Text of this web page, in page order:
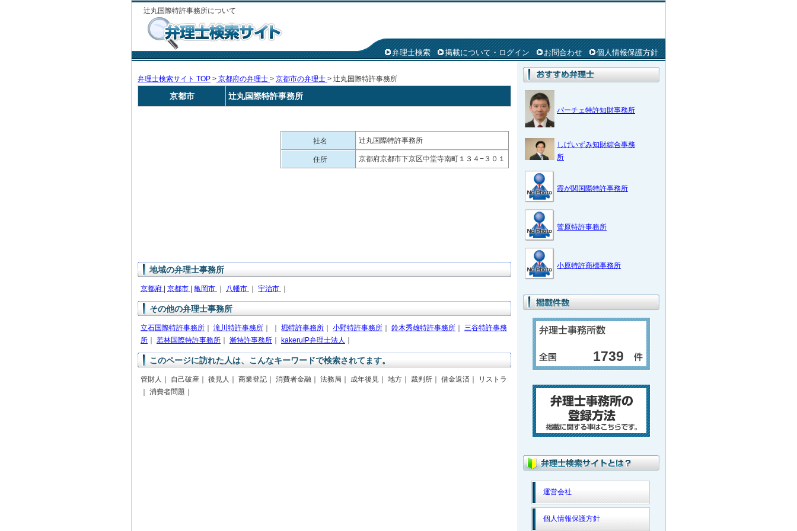
辻丸国際特許事務所について
弁理士検索 掲載について・ログイン お問合わせ 個人情報保護方針
弁理士検索サイト TOP > 京都府の弁理士 > 京都市の弁理士 > 辻丸国際特許事務所
京都市 辻丸国際特許事務所
社名 辻丸国際特許事務所
住所 京都府京都市下京区中堂寺南町１３４−３０１
地域の弁理士事務所
京都府 京都市 亀岡市 八幡市 宇治市
その他の弁理士事務所
立石国際特許事務所 滝川特許事務所 堀特許事務所 小野特許事務所 鈴木秀雄特許事務所
三谷特許事務
所
若林国際特許事務所 漸特許事務所 kakeruIP弁理士法人
このページに訪れた人は、こんなキーワードで検索されてます。
管財人｜ 自己破産｜ 後見人｜ 商業登記｜ 消費者金融｜ 法務局｜ 成年後見｜ 地方｜ 裁判所｜ 借金返済｜ リストラ
｜ 消費者問題｜
パーチェ特許知財事務所
しげいずみ知財綜合事務
所
霞が関国際特許事務所
菅原特許事務所
小原特許商標事務所
1739
運営会社
個人情報保護方針